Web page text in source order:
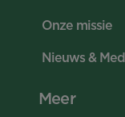
Onze missie
Nieuws &
Meer